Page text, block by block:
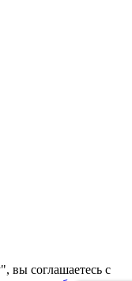
вы соглашаетесь с